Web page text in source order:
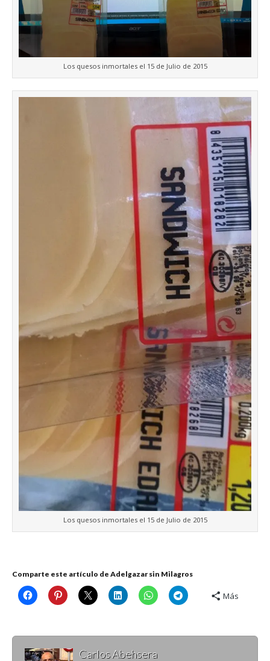
Los quesos inmortales el 15 de Julio de 2015
Los quesos inmortales el 15 de Julio de 2015
Comparte este artículo de Adelgazar sin Milagros
Más
Carlos Abehsera